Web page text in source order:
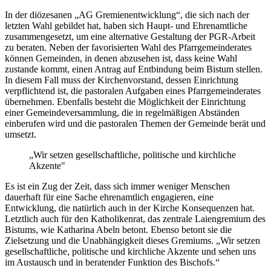
In der diözesanen „AG Gremienentwicklung“, die sich nach der
letzten Wahl gebildet hat, haben sich Haupt- und Ehrenamtliche
zusammengesetzt, um eine alternative Gestaltung der PGR-Arbeit
zu beraten. Neben der favorisierten Wahl des Pfarrgemeinderates
können Gemeinden, in denen abzusehen ist, dass keine Wahl
zustande kommt, einen Antrag auf Entbindung beim Bistum stellen.
In diesem Fall muss der Kirchenvorstand, dessen Einrichtung
verpflichtend ist, die pastoralen Aufgaben eines Pfarrgemeinderates
übernehmen. Ebenfalls besteht die Möglichkeit der Einrichtung
einer Gemeindeversammlung, die in regelmäßigen Abständen
einberufen wird und die pastoralen Themen der Gemeinde berät und
umsetzt.
„Wir setzen gesellschaftliche, politische und kirchliche
Akzente"
Es ist ein Zug der Zeit, dass sich immer weniger Menschen
dauerhaft für eine Sache ehrenamtlich engagieren, eine
Entwicklung, die natürlich auch in der Kirche Konsequenzen hat.
Letztlich auch für den Katholikenrat, das zentrale Laiengremium des
Bistums, wie Katharina Abeln betont. Ebenso betont sie die
Zielsetzung und die Unabhängigkeit dieses Gremiums. „Wir setzen
gesellschaftliche, politische und kirchliche Akzente und sehen uns
im Austausch und in beratender Funktion des Bischofs.“